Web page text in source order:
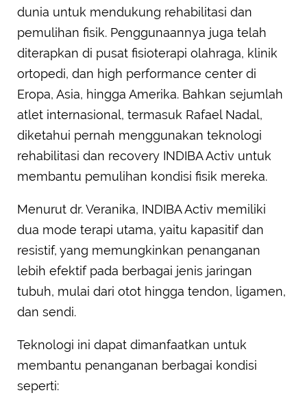
dunia untuk mendukung rehabilitasi dan
pemulihan fisik. Penggunaannya juga telah
diterapkan di pusat fisioterapi olahraga, klinik
ortopedi, dan high performance center di
Eropa, Asia, hingga Amerika. Bahkan sejumlah
atlet internasional, termasuk Rafael Nadal,
diketahui pernah menggunakan teknologi
rehabilitasi dan recovery INDIBA Activ untuk
membantu pemulihan kondisi fisik mereka.
Menurut dr. Veranika, INDIBA Activ memiliki
dua mode terapi utama, yaitu kapasitif dan
resistif, yang memungkinkan penanganan
lebih efektif pada berbagai jenis jaringan
tubuh, mulai dari otot hingga tendon, ligamen,
dan sendi.
Teknologi ini dapat dimanfaatkan untuk
membantu penanganan berbagai kondisi
seperti: